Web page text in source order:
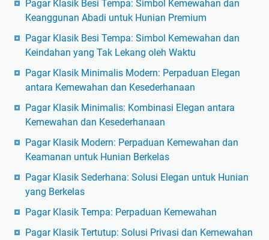
Pagar Klasik Besi Tempa: Simbol Kemewahan dan
Keanggunan Abadi untuk Hunian Premium
Pagar Klasik Besi Tempa: Simbol Kemewahan dan
Keindahan yang Tak Lekang oleh Waktu
Pagar Klasik Minimalis Modern: Perpaduan Elegan
antara Kemewahan dan Kesederhanaan
Pagar Klasik Minimalis: Kombinasi Elegan antara
Kemewahan dan Kesederhanaan
Pagar Klasik Modern: Perpaduan Kemewahan dan
Keamanan untuk Hunian Berkelas
Pagar Klasik Sederhana: Solusi Elegan untuk Hunian
yang Berkelas
Pagar Klasik Tempa: Perpaduan Kemewahan
Pagar Klasik Tertutup: Solusi Privasi dan Kemewahan